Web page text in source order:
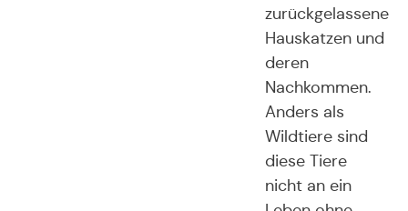
zurückgelassene
Hauskatzen und
deren
Nachkommen.
Anders als
Wildtiere sind
diese Tiere
nicht an ein